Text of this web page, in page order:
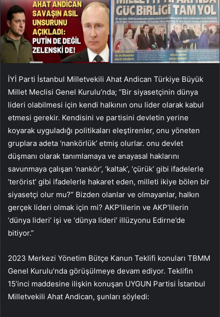
İYİ Parti İstanbul Milletvekili Ahat Andican Türkiye Büyük
Millet Meclisi Genel Kurulu’nda; “Bir siyasetçinin dünya
lideri olabilmesi için kendi halkının onu lider olarak kabul
etmesi gerekir. Kendisini ve partisini devletin yerine
koyarak uyguladığı politikaları eleştirenler, onu yöneten
gruplara adeta ‘nankörlük’ etmiş olurlar. onu devlet
düşmanı olarak tanımlamaya ve anayasal haklarını
savunmaya çalışan ‘nankör’, ‘kaltak’, ‘çürük’ gibi ifadelerle
‘terörist’ gibi ifadelerle hakaret eden, milleti ikiye bölen bir
siyasetçi olur mu?” Bizden olanlar ve olmayanlar, halkın
gerçek lideri olmak için mi? AKP’lilerin ve AKP’lilerin
‘dünya lideri’ işi ve ‘dünya lideri’ illüzyonu Edirne’de
bitiyor.”
2023 Merkezi Yönetim Bütçe Kanun Teklifi konuları TBMM
Genel Kurulu’nda görüşülmeye devam ediyor. Teklifin
15’inci maddesine ilişkin konuşan UYGUN Partisi İstanbul
Milletvekili Ahat Andican, şunları söyledi: